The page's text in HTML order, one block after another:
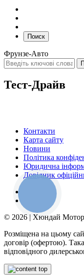
Поиск
Фрунзе-Авто
Тест-Драйв
Контакти
Карта сайту
Новини
Політика
Юридична
Довідник
© 2026 | Хюндай Мотор
Розміщена на цьому
договір (офертою).
відповідного